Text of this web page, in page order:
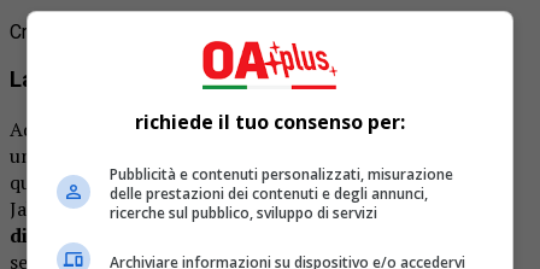
Crediti Foto @THR X
La trama immaginata dai fan
Ad accompagnare il video, KH Studio ha pubblicato anche
una sinossi che traccia le basi di un’ipotetica trama del
quarto capitolo. La storia vede Tom Holland nei panni di
Jake McFly, un giovane inventore brillante che scopre il
diario perduto di Doc Brown
segreti capaci di migliorare la tecnologia del viaggio nel
richiede il tuo consenso per:
Pubblicità e contenuti personalizzati, misurazione
delle prestazioni dei contenuti e degli annunci,
ricerche sul pubblico, sviluppo di servizi
Archiviare informazioni su dispositivo e/o accedervi